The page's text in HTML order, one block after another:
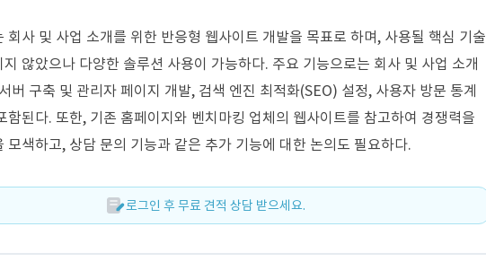
회사 및 사업 소개를 위한 반응형 웹사이트 개발을 목표로 하며, 사용될 핵심 기술
않았으나 다양한 솔루션 사용이 가능하다. 주요 기능으로는 회사 및 사업 소개
버 구축 및 관리자 페이지 개발, 검색 엔진 최적화(SEO) 설정, 사용자 방문 통계
함된다. 또한, 기존 홈페이지와 벤치마킹 업체의 웹사이트를 참고하여 경쟁력을
모색하고, 상담 문의 기능과 같은 추가 기능에 대한 논의도 필요하다.
로그인 후 무료 견적 상담 받으세요.